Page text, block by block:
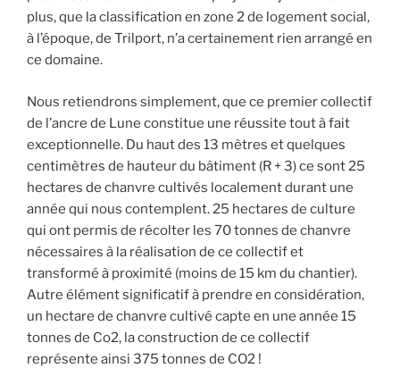
plus, que la classification en zone 2 de logement social,
à l’époque, de Trilport, n’a certainement rien arrangé en
ce domaine.
Nous retiendrons simplement, que ce premier collectif
de l’ancre de Lune constitue une réussite tout à fait
exceptionnelle. Du haut des 13 mètres et quelques
centimètres de hauteur du bâtiment (R + 3) ce sont 25
hectares de chanvre cultivés localement durant une
année qui nous contemplent. 25 hectares de culture
qui ont permis de récolter les 70 tonnes de chanvre
nécessaires à la réalisation de ce collectif et
transformé à proximité (moins de 15 km du chantier).
Autre élément significatif à prendre en considération,
un hectare de chanvre cultivé capte en une année 15
tonnes de Co2, la construction de ce collectif
représente ainsi 375 tonnes de CO2 !